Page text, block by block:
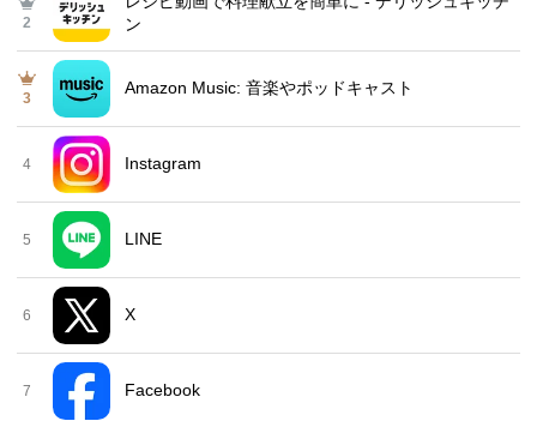
2
ン
3
Amazon Music: 音楽やポッドキャスト
4 Instagram
5 LINE
6 X
7 Facebook